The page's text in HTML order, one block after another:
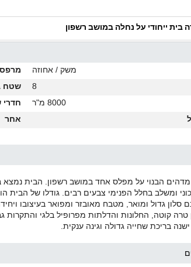
בית ייחודי על נחלה במושב רשפון
משק / אחוזה
8 שטח
8000 מ"ר חדרי
אחר
הבנוי על מפלס אחד במושב רשפון. הבית נמצא
סלון גדול ומואר, מטבח מאובזר ומפואר בעיצובו
קוטה, החלונות והדלתות מפרופיל בלגי והתקרות
בריכת שחייה גדולה וגינה ענקית.